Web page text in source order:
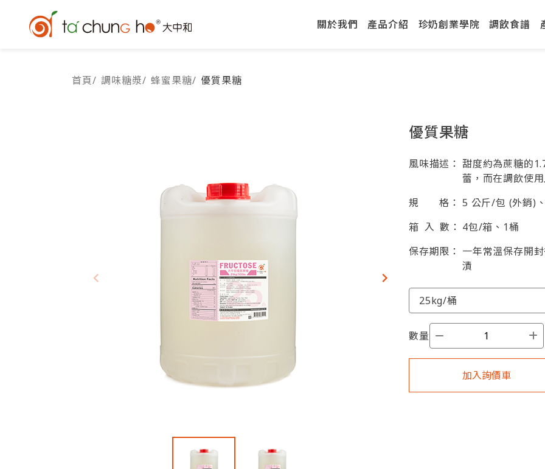
關於我們 產品介紹 珍奶創業學院 調飲食譜
首頁/ 調味糖漿/ 蜂蜜果糖/ 優質果糖
優質果糖
風味描述： 甜度約為蔗糖的
蕾，而在調飲使
規 格： 5 公斤/包 (外銷)
箱 入 數： 4包/箱、1桶
保存期限： 一年常溫保存開
漬
數量
加入詢價車